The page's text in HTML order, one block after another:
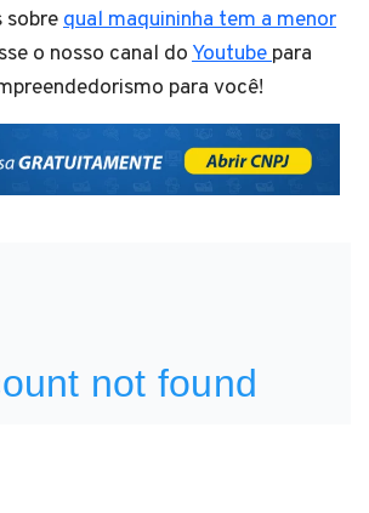
sobrequal maquininha tem a menor
o nosso canal doYoutubepara
para você!